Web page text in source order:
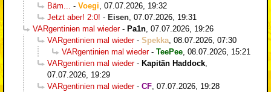
Bäm...
- Voegi 07.07.2026, 19:32
Jetzt aber! 2:0! - Eisen 07.07.2026, 19:31
VARgentinien mal wieder- Pa1n 07.07.2026, 19:26
VARgentinien mal wieder- Spekka 08.07.2026, 07:30
VARgentinien mal wieder- TeePee 08.07.2026, 15:21
VARgentinien mal wieder- Kapitän Haddock
07.07.2026, 19:29
VARgentinien mal wieder- CF 07.07.2026, 19:28